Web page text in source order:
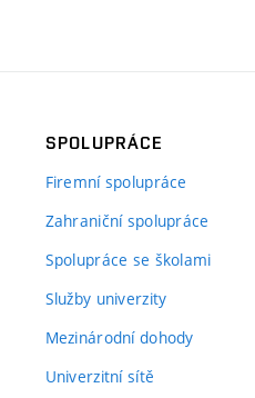
SPOLUPRÁCE
Firemní spolupráce
Zahraniční spolupráce
Spolupráce se školami
Služby univerzity
Mezinárodní dohody
Univerzitní sítě